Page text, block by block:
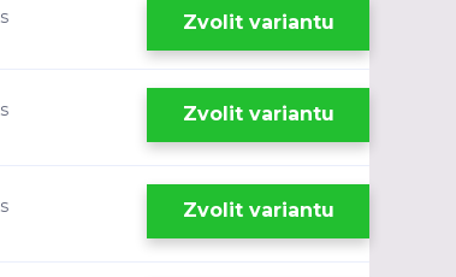
Zvolit variantu
Zvolit variantu
Zvolit variantu